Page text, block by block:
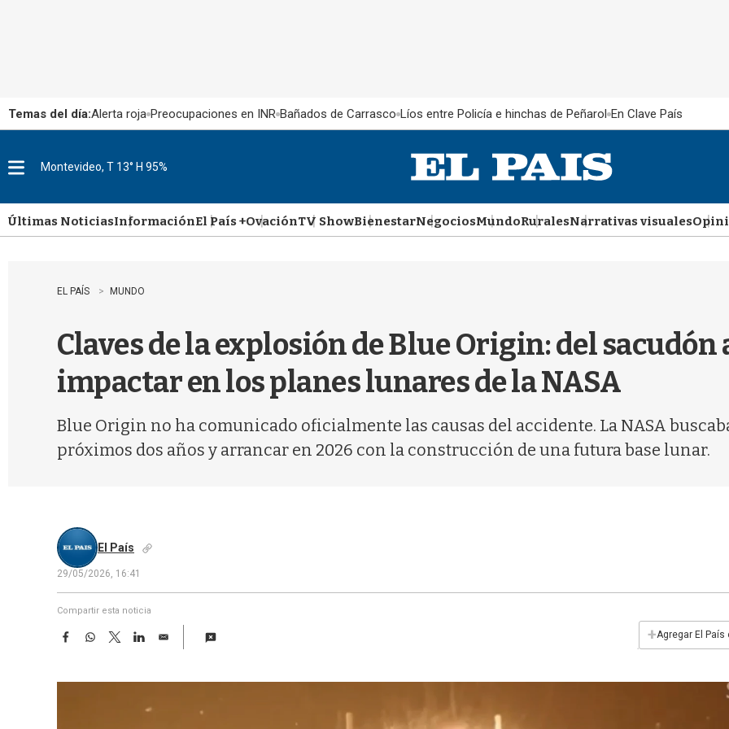
Temas del día:Alerta roja Preocupaciones en INR Bañados de Carrasco Líos entre Policía e hinchas de Peñarol En Clave País
u
Montevideo, T 13° H 95%
Últimas NoticiasInformaciónEl País +OvaciónTV ShowBienestarNegociosMundoRuralesNarrativas visuales
EL PAÍS MUNDO
Claves de la explosión de Blue Origin: del sacudón
impactar en los planes lunares de la NASA
Blue Origin no ha comunicado oficialmente las causas del accidente. La NASA
próximos dos años y arrancar en 2026 con la construcción de una futura base lunar.
El País
29/05/2026, 16:41
Compartir esta noticia
F
e
W
t
T
w
t
L
k
d
E
i
+Agregar El País